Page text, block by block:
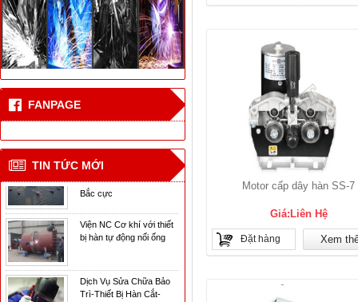
FANPAGE
TIN TỨC MỚI
Thiết bị hàn đối đầu cốt
thép bê tông cho nhà
cao tầng
Công nghệ hàn laser
mới
chuyển khí tự nhiên ở
Bắc cực
bị hàn tự động nối ống
Trì-Thiết Bị Hàn Cắt-
Máy Hàn Điện Tử-Vật
Liệu Hàn Các Loại
Motor cấp dây hàn SS-7
Giá:Liên Hệ
Đặt hàng Xem